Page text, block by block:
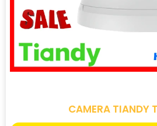
CAMERA